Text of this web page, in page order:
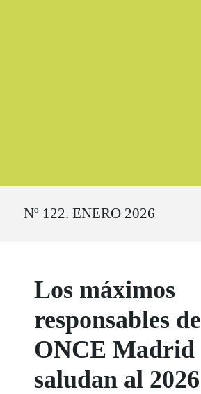
Nº 122. ENERO 2026
Los máximos
responsables de
ONCE Madrid
saludan al 2026